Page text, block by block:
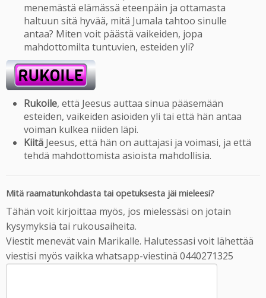
menemästä elämässä eteenpäin ja ottamasta
haltuun sitä hyvää, mitä Jumala tahtoo sinulle
antaa? Miten voit päästä vaikeiden, jopa
mahdottomilta tuntuvien, esteiden yli?
Rukoile, että Jeesus auttaa sinua pääsemään
esteiden, vaikeiden asioiden yli tai että hän antaa
voiman kulkea niiden läpi.
Kiitä Jeesus, että hän on auttajasi ja voimasi, ja että
tehdä mahdottomista asioista mahdollisia.
Mitä raamatunkohdasta tai opetuksesta jäi mieleesi?
Tähän voit kirjoittaa myös, jos mielessäsi on jotain
kysymyksiä tai rukousaiheita.
Viestit menevät vain Marikalle. Halutessasi voit lähettää
viestisi myös vaikka whatsapp-viestinä 0440271325